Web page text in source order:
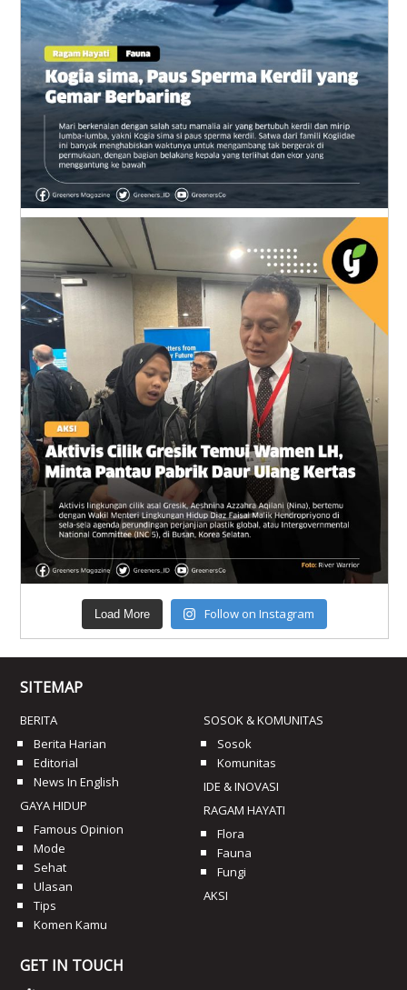
Load More Follow on Instagram
SITEMAP
BERITA
Berita Harian
Editorial
News In English
GAYA HIDUP
Famous Opinion
Mode
Sehat
Ulasan
Tips
Komen Kamu
SOSOK & KOMUNITAS
Sosok
Komunitas
IDE & INOVASI
RAGAM HAYATI
Flora
Fauna
Fungi
AKSI
GET IN TOUCH